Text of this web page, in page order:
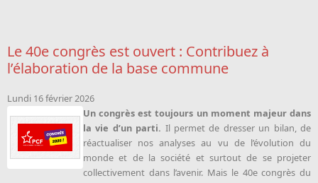
Le 40e congrès est ouvert : Contribuez à
l’élaboration de la base commune
Lundi 16 février 2026
Un congrès est toujours un moment majeur dans
la vie d’un parti. Il permet de dresser un bilan, de
réactualiser nos analyses au vu de l’évolution du
monde et de la société et surtout de se projeter
collectivement dans l’avenir. Mais le 40e congrès du